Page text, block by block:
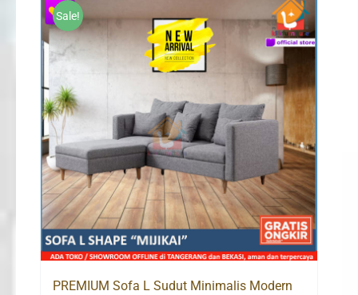
Sale!
PREMIUM Sofa L Sudut Minimalis Modern